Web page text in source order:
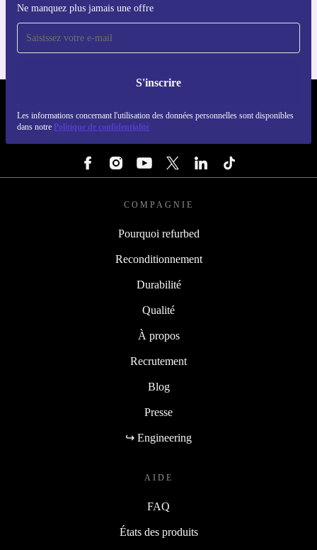
Ne manquez plus jamais une offre
S'inscrire
Les informations concernant l'utilisation des données personnelles sont disponibles
dans notre Politique de confidentialité
Pour iOS et Android
COMPAGNIE
Pourquoi refurbed
Reconditionnement
Durabilité
Qualité
À propos
Recrutement
Blog
Presse
↪ Engineering
AIDE
FAQ
États des produits